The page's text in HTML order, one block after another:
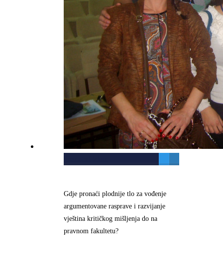
Gdje pronaći plodnije tlo za vođenje
argumentovane rasprave i razvijanje
vještina kritičkog mišljenja do na
pravnom fakultetu?